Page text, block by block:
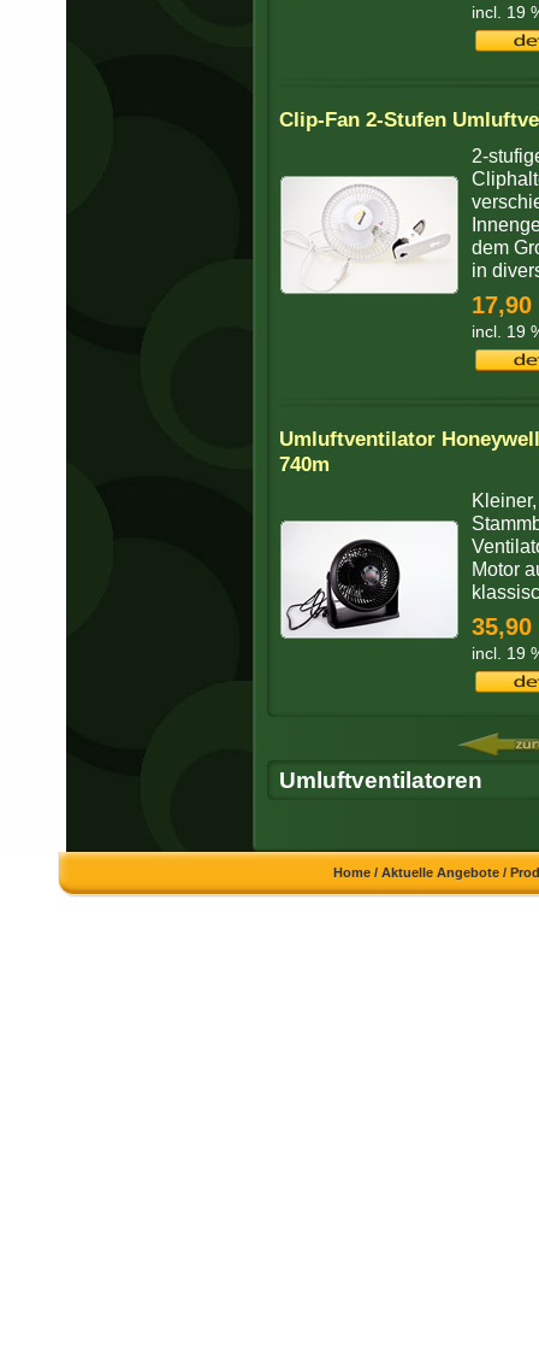
incl. 19
Clip-Fan 2-Stufen
2-
dem
in
17,90
incl. 19
Umluftventilator
740m
Motor
35,90
incl. 19
Umluftventilatoren
Home /Aktuelle Angebote /